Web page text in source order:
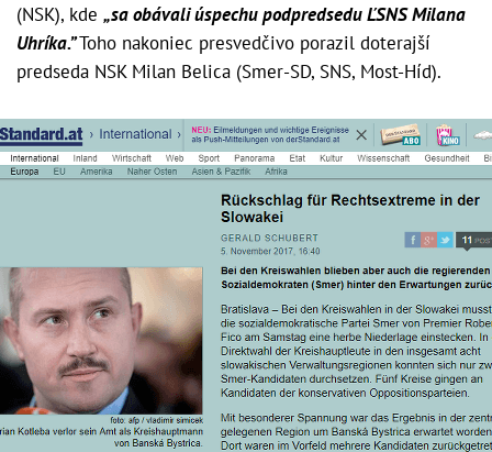
(NSK), kde „sa obávali úspechu podpredsedu ĽSNS Milana
Uhríka.”Toho nakoniec presvedčivo porazil doterajší
predseda NSK Milan Belica (Smer-SD, SNS, Most-Híd).